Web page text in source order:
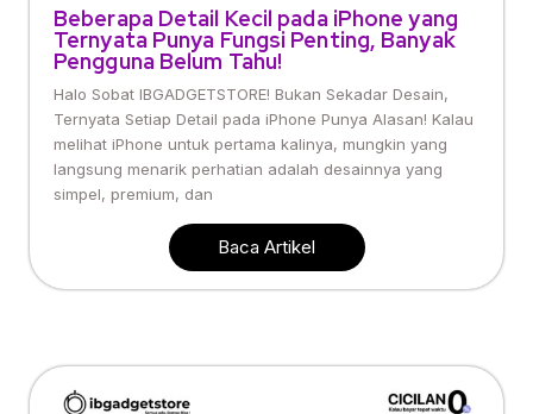
Beberapa Detail Kecil pada iPhone yang
Ternyata Punya Fungsi Penting, Banyak
Pengguna Belum Tahu!
Halo Sobat IBGADGETSTORE! Bukan Sekadar Desain,
Ternyata Setiap Detail pada iPhone Punya Alasan! Kalau
melihat iPhone untuk pertama kalinya, mungkin yang
langsung menarik perhatian adalah desainnya yang
simpel, premium, dan
Baca Artikel